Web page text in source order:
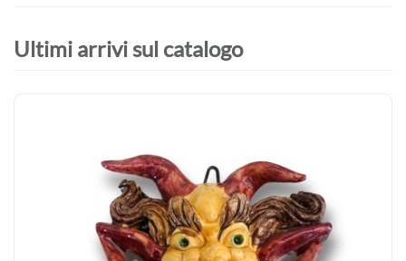
Ultimi arrivi sul catalogo